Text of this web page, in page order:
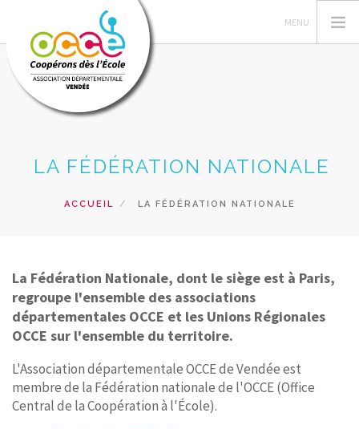
C'EST QUOI UNE COOPERATIVE
PRETS ET SERVICES
RECHERCHER
CONTACT
LA FÉDÉRATION NATIONALE
ACCUEIL LA FÉDÉRATION NATIONALE
La Fédération Nationale, dont le siège est à Paris,
regroupe l'ensemble des associations
départementales OCCE et les Unions Régionales
OCCE sur l'ensemble du territoire.
L'Association départementale OCCE de Vendée est
membre de la Fédération nationale de l'OCCE (Office
Central de la Coopération à l'École).